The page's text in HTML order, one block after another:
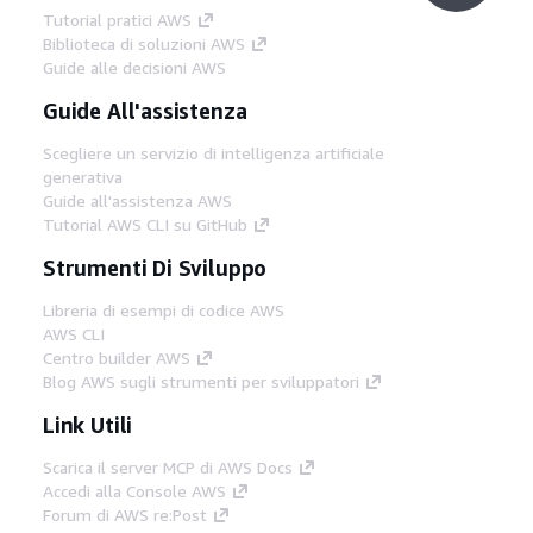
Tutorial pratici AWS
Biblioteca di soluzioni AWS
Guide alle decisioni AWS
Guide All'assistenza
Scegliere un servizio di intelligenza artificiale
generativa
Guide all'assistenza AWS
Tutorial AWS CLI su GitHub
Strumenti Di Sviluppo
Libreria di esempi di codice AWS
AWS CLI
Centro builder AWS
Blog AWS sugli strumenti per sviluppatori
Link Utili
Scarica il server MCP di AWS Docs
Accedi alla Console AWS
Forum di AWS re:Post